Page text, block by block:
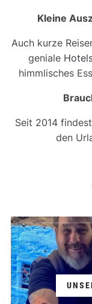
Kleine
Auch kurze
geniale
himmlisches
Seit 2014
den